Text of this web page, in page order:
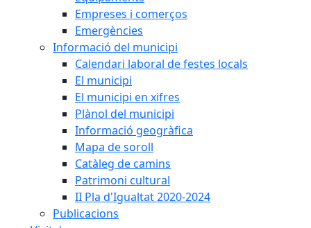
Empreses i comerços
Emergències
Informació del municipi
Calendari laboral de festes locals
El municipi
El municipi en xifres
Plànol del municipi
Informació geogràfica
Mapa de soroll
Catàleg de camins
Patrimoni cultural
II Pla d'Igualtat 2020-2024
Publicacions